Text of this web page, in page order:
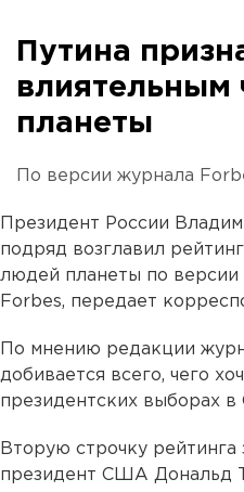
Путина
влиятельным
планеты
По версии журнала
Президент России
подряд возглавил
людей планеты по версии
Forbes, передает
По мнению редакции
добивается всего, чего
президентских выборах
Вторую строчку рейтинга
президент США Дональд